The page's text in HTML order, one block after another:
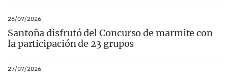
28/07/2026
Santoña disfrutó del Concurso de marmite con
la participación de 23 grupos
27/07/2026